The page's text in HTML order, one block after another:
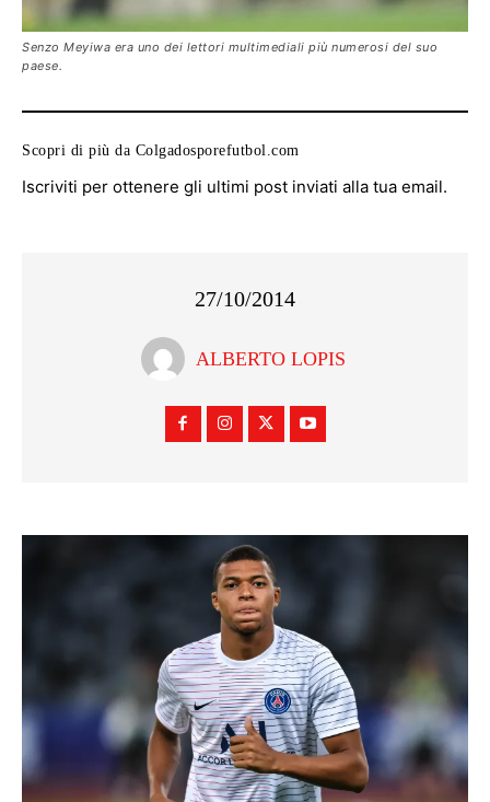
Senzo Meyiwa era uno dei lettori multimediali più numerosi del suo
paese.
Scopri di più da Colgadosporefutbol.com
Iscriviti per ottenere gli ultimi post inviati alla tua email.
27/10/2014
ALBERTO LOPIS